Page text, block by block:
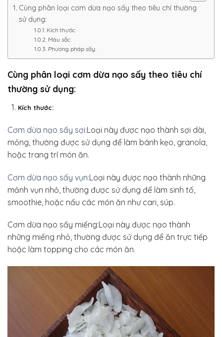
Cùng phân loại cơm dừa nạo sấy theo tiêu chí thường
sử dụng:
Kích thước:
Màu sắc:
Phương pháp sấy:
Cùng phân loại cơm dừa nạo sấy theo tiêu chí
thường sử dụng:
Kích thước:
Cơm dừa nạo sấy sợi:Loại này được nạo thành sợi dài,
mỏng, thường được sử dụng để làm bánh kẹo, granola,
hoặc trang trí món ăn.
Cơm dừa nạo sấy vụn:Loại này được nạo thành những
mảnh vụn nhỏ, thường được sử dụng để làm sinh tố,
smoothie, hoặc nấu các món ăn như cari, súp.
Cơm dừa nạo sấy miếng:Loại này được nạo thành
những miếng nhỏ, thường được sử dụng để ăn trực tiếp
hoặc làm topping cho các món ăn.